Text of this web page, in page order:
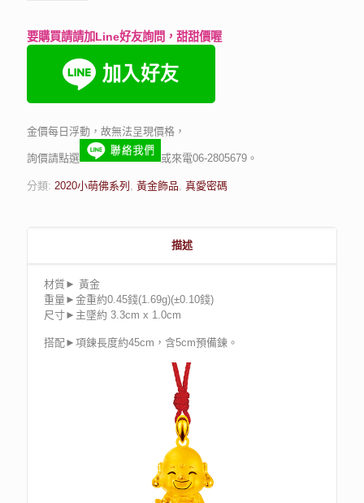
要購買請請加Line好友詢問，甜甜價喔
金價每日浮動，故無法呈現價格，
詢價請點選 或來電06-2805679。
分類: 2020小萌佛系列 , 黃金飾品, 真愛密碼
描述
材質► 黃金
重量►金重約0.45錢(1.69g)(±0.10錢)
尺寸►主墜約 3.3cm x 1.0cm
搭配►項鍊長度約45cm，含5cm預備鍊。